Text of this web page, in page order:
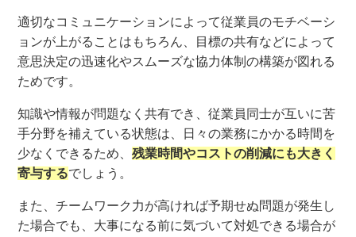
適切なコミュニケーションによって従業員のモチベーシ
ョンが上がることはもちろん、目標の共有などによって
意思決定の迅速化やスムーズな協力体制の構築が図れる
ためです。
知識や情報が問題なく共有でき、従業員同士が互いに苦
手分野を補えている状態は、日々の業務にかかる時間を
少なくできるため、残業時間やコストの削減にも大きく
寄与するでしょう。
また、チームワーク力が高ければ予期せぬ問題が発生し
た場合でも、大事になる前に気づいて対処できる場合が